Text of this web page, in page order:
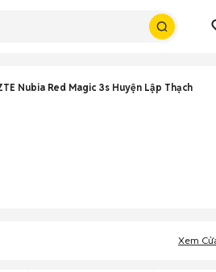
Nubia Red Magic 3s Huyện Lập Thạch
Xem